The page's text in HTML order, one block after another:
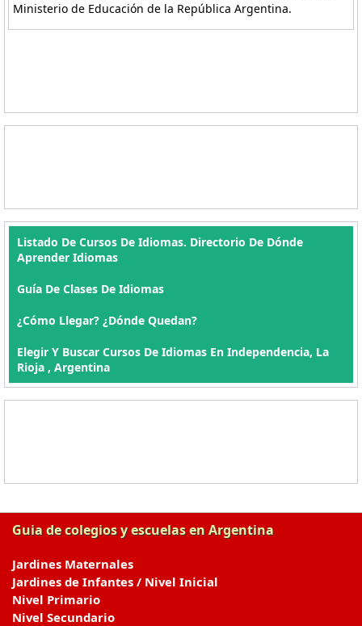
Ministerio de Educación de la República Argentina.
Listado De Cursos De Idiomas. Directorio De Dónde
Aprender Idiomas
Guía De Clases De Idiomas
¿Cómo Llegar? ¿Dónde Quedan?
Elegir Y Buscar Cursos De Idiomas En Independencia, La
Rioja , Argentina
Guia de colegios y escuelas en Argentina
Jardines Maternales
Jardines de Infantes / Nivel Inicial
Nivel Primario
Nivel Secundario